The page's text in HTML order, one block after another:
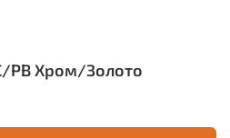
PB Хром/Золото